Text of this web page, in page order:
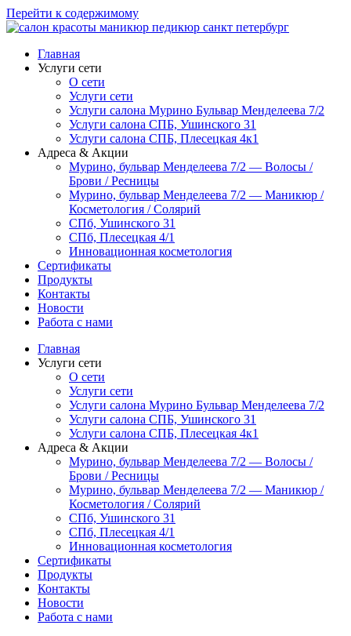
Перейти к содержимому
Главная
Услуги сети
О сети
Услуги сети
Услуги салона Мурино Бульвар Менделеева 7/2
Услуги салона СПБ, Ушинского 31
Услуги салона СПБ, Плесецкая 4к1
Адреса & Акции
Мурино, бульвар Менделеева 7/2 — Волосы /
Брови / Ресницы
Мурино, бульвар Менделеева 7/2 — Маникюр /
Косметология / Солярий
СПб, Ушинского 31
СПб, Плесецкая 4/1
Инновационная косметология
Сертификаты
Продукты
Контакты
Новости
Работа с нами
Главная
Услуги сети
О сети
Услуги сети
Услуги салона Мурино Бульвар Менделеева 7/2
Услуги салона СПБ, Ушинского 31
Услуги салона СПБ, Плесецкая 4к1
Адреса & Акции
Мурино, бульвар Менделеева 7/2 — Волосы /
Брови / Ресницы
Мурино, бульвар Менделеева 7/2 — Маникюр /
Косметология / Солярий
СПб, Ушинского 31
СПб, Плесецкая 4/1
Инновационная косметология
Сертификаты
Продукты
Контакты
Новости
Работа с нами